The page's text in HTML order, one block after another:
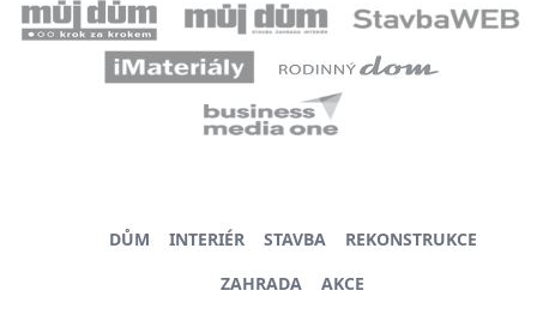
DŮM INTERIÉR STAVBA
REKONSTRUKCE
ZAHRADA
AKCE